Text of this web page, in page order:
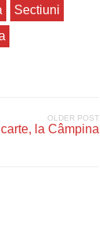
Sectiuni
OLDER POST
la Câmpina